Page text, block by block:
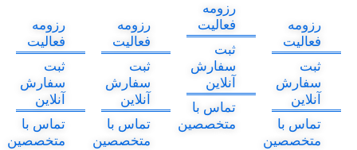
رزومه
فعالیت
ثبت
سفارش
آنلاین
تماس با
متخصصین
رزومه
فعالیت
ثبت
سفارش
آنلاین
تماس با
متخصصین
رزومه
فعالیت
ثبت
سفارش
آنلاین
تماس با
متخصصین
رزومه
فعالیت
ثبت
سفارش
آنلاین
تماس با
متخصصین